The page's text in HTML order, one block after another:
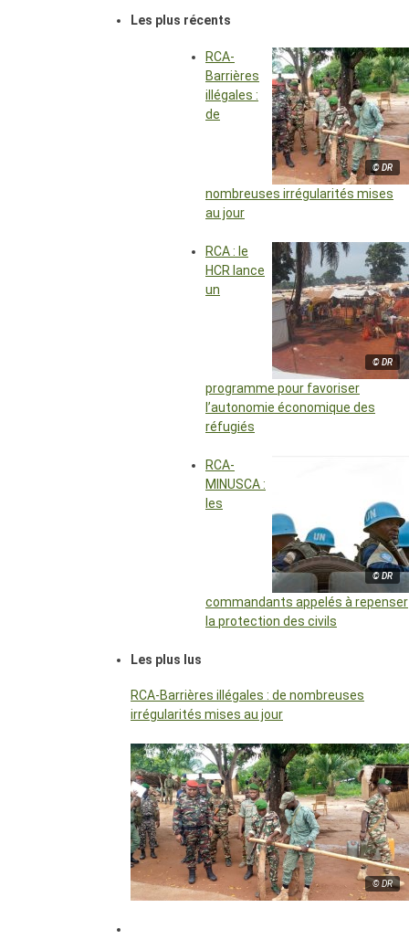
Les plus récents
© DR
RCA-
Barrières
illégales :
de
nombreuses irrégularités mises
au jour
© DR
RCA : le
HCR lance
un
programme pour favoriser
l’autonomie économique des
réfugiés
© DR
RCA-
MINUSCA :
les
commandants appelés à repenser
la protection des civils
Les plus lus
RCA-Barrières illégales : de nombreuses
irrégularités mises au jour
© DR